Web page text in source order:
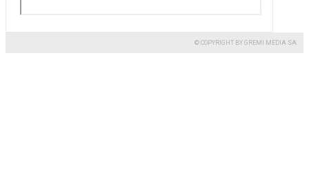
© COPYRIGHT BY GREMI MEDIA SA